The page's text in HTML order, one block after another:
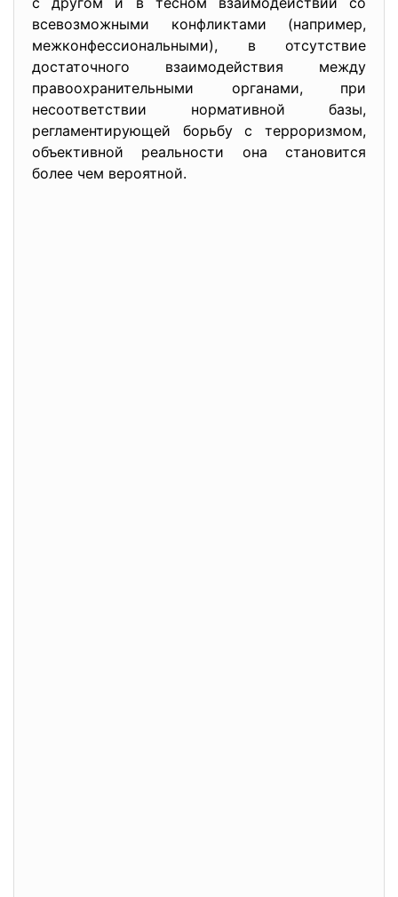
всевозможными конфликтами (например,
межконфессиональными), в отсутствие
достаточного взаимодействия между
правоохранительными органами, при
несоответствии нормативной базы,
регламентирующей борьбу с терроризмом,
объективной реальности она становится
более чем вероятной.